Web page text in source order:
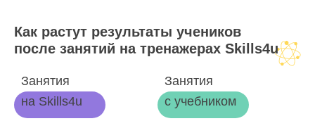
Как растут результаты учеников
после занятий на тренажерах Skills4u
Занятия
на Skills4u
Занятия
с учебником